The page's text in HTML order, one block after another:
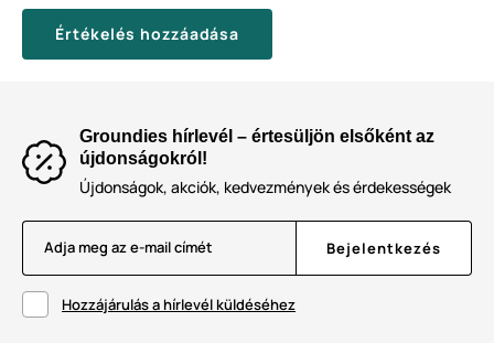
Értékelés hozzáadása
Groundies hírlevél – értesüljön elsőként az
újdonságokról!
Újdonságok, akciók, kedvezmények és érdekességek
Adja meg az e-mail címét Bejelentkezés
Hozzájárulás a hírlevél küldéséhez